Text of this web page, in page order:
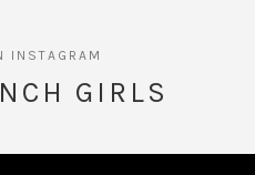
GIRLS